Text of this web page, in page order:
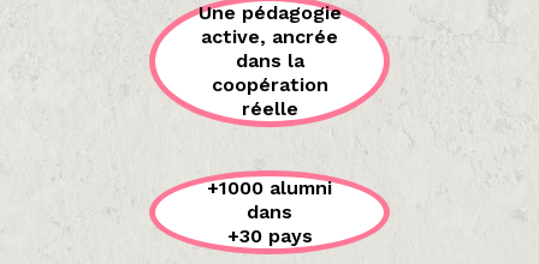
Une pédagogie
active, ancrée
dans la
coopération
réelle
+1000 alumni
dans
+30 pays